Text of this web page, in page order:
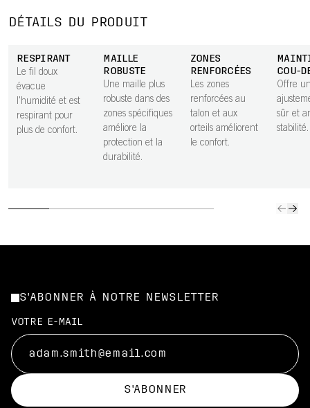
DÉTAILS DU PRODUIT
RESPIRANT
Le fil doux
évacue
l'humidité et est
respirant pour
plus de confort.
MAILLE
ROBUSTE
Une maille plus
robuste dans des
zones spécifiques
améliore la
protection et la
durabilité.
ZONES
RENFORCÉES
Les zones
renforcées au
talon et aux
orteils améliorent
le confort.
COU-
Offre
sûr et
stabilité.
S'ABONNER À NOTRE NEWSLETTER
VOTRE E-MAIL
S'ABONNER